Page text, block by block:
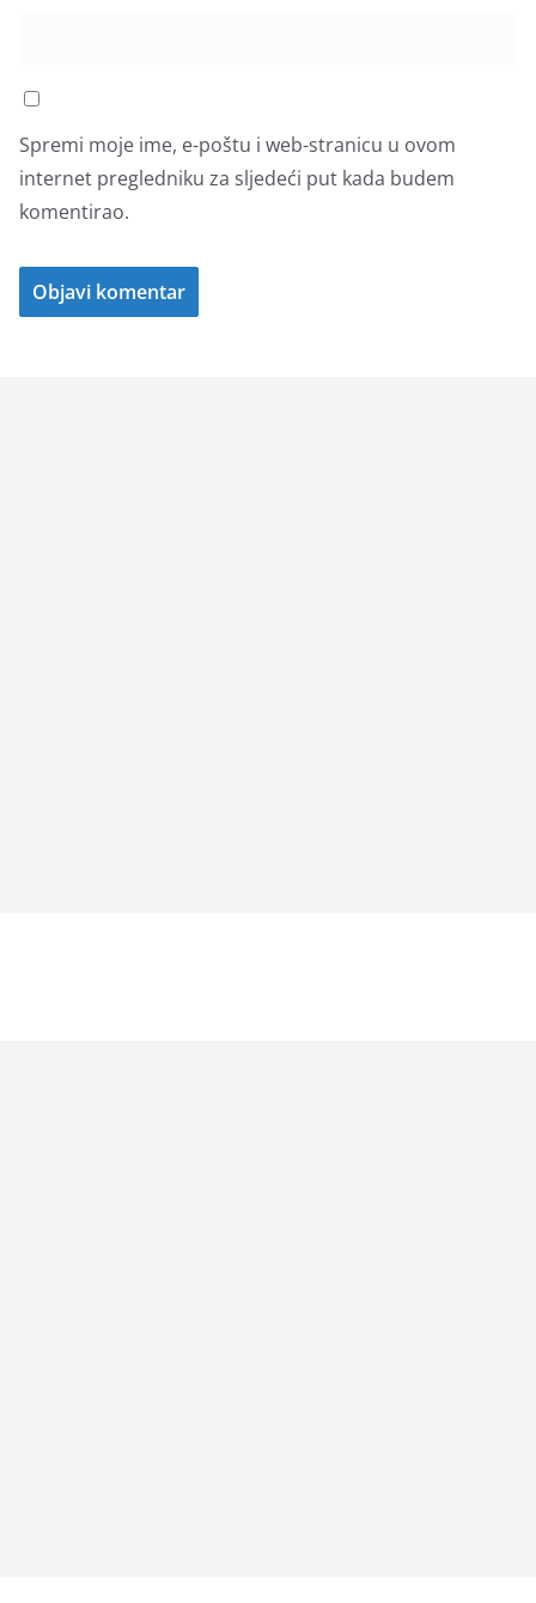
Spremi moje ime, e-poštu i web-stranicu u ovom
internet pregledniku za sljedeći put kada budem
komentirao.